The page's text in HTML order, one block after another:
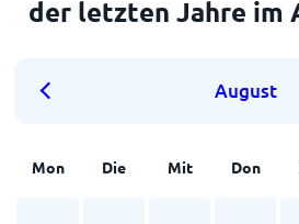
der letzten Jahre im
August
Mon Die Mit Don